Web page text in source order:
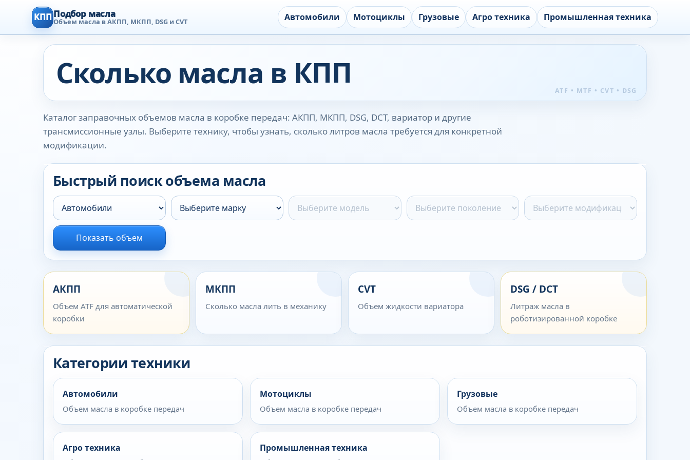
КПП Подбор масла
Объем масла в АКПП, МКПП, DSG и CVT Автомобили Мотоциклы Грузовые Агро техника Промышленная техника
Сколько масла в КПП
Каталог заправочных объемов масла в коробке передач: АКПП, МКПП, DSG, DCT, вариатор и другие
трансмиссионные узлы. Выберите технику, чтобы узнать, сколько литров масла требуется для конкретной
модификации.
Быстрый поиск объема масла
Показать объем
АКПП
Объем ATF для автоматической
коробки
МКПП
Сколько масла лить в механику
CVT
Объем жидкости вариатора
DSG / DCT
Литраж масла в
роботизированной коробке
Категории техники
Автомобили
Объем масла в коробке передач
Мотоциклы
Объем масла в коробке передач
Грузовые
Объем масла в коробке передач
Агро техника Промышленная техника